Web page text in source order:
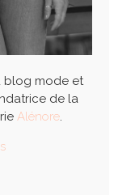
blog mode et
de la
Alénore.